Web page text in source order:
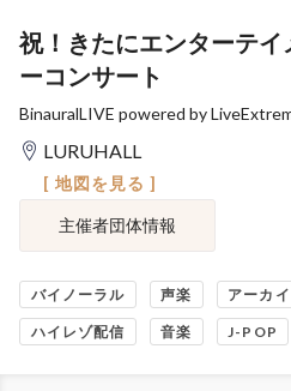
祝！きたにエンターテ
ーコンサート
BinauralLIVE powered by
LURUHALL
[ 地図を見る ]
主催者団体情報
バイノーラル 声楽 アーカ
ハイレゾ配信 音楽 J-POP